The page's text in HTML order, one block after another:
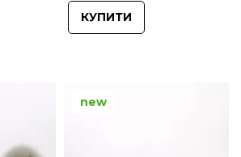
КУПИТИ
new